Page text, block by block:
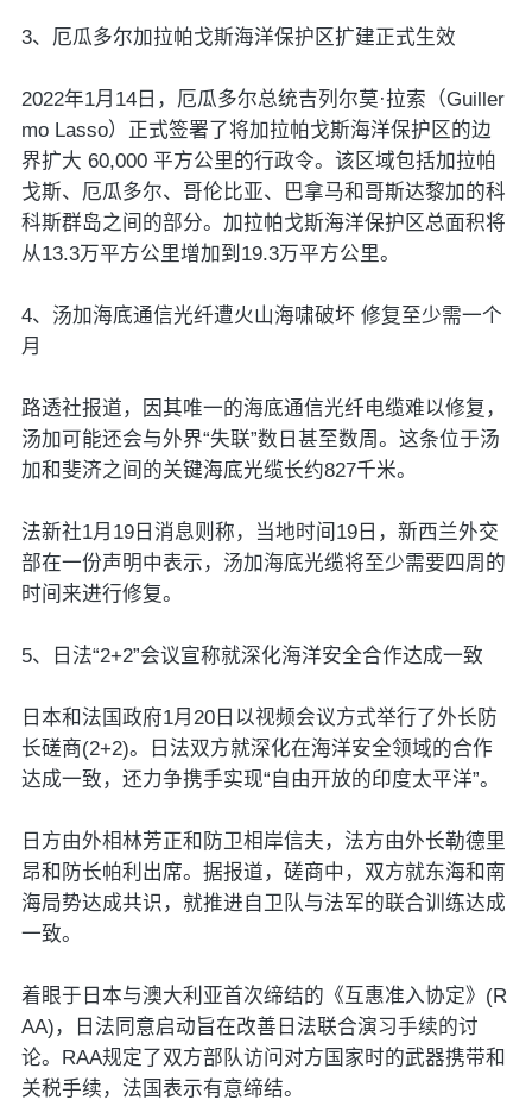
3、厄瓜多尔加拉帕戈斯海洋保护区扩建正式生效
2022年1月14日，厄瓜多尔总统吉列尔莫·拉索（Guiller
mo Lasso）正式签署了将加拉帕戈斯海洋保护区的边
界扩大 60,000 平方公里的行政令。该区域包括加拉帕
戈斯、厄瓜多尔、哥伦比亚、巴拿马和哥斯达黎加的科
科斯群岛之间的部分。加拉帕戈斯海洋保护区总面积将
从13.3万平方公里增加到19.3万平方公里。
4、汤加海底通信光纤遭火山海啸破坏 修复至少需一个
月
路透社报道，因其唯一的海底通信光纤电缆难以修复，
汤加可能还会与外界“失联”数日甚至数周。这条位于汤
加和斐济之间的关键海底光缆长约827千米。
法新社1月19日消息则称，当地时间19日，新西兰外交
部在一份声明中表示，汤加海底光缆将至少需要四周的
时间来进行修复。
5、日法“2+2”会议宣称就深化海洋安全合作达成一致
日本和法国政府1月20日以视频会议方式举行了外长防
长磋商(2+2)。日法双方就深化在海洋安全领域的合作
达成一致，还力争携手实现“自由开放的印度太平洋”。
日方由外相林芳正和防卫相岸信夫，法方由外长勒德里
昂和防长帕利出席。据报道，磋商中，双方就东海和南
海局势达成共识，就推进自卫队与法军的联合训练达成
一致。
着眼于日本与澳大利亚首次缔结的《互惠准入协定》(R
AA)，日法同意启动旨在改善日法联合演习手续的讨
论。RAA规定了双方部队访问对方国家时的武器携带和
关税手续，法国表示有意缔结。